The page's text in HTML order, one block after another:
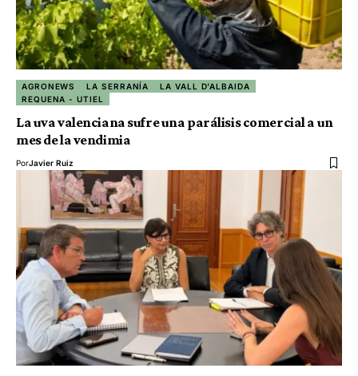
AGRONEWS LA SERRANÍA
LA VALL D'ALBAIDA
REQUENA - UTIEL
La uva valenciana sufre una parálisis comercial a un
mes de la vendimia
PorJavier Ruiz